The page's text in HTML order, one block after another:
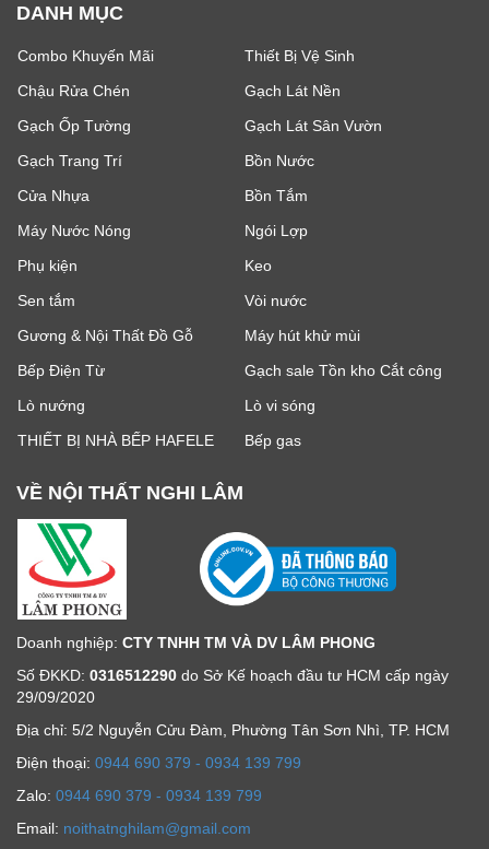
DANH MỤC
Combo Khuyến Mãi
Thiết Bị Vệ Sinh
Chậu Rửa Chén
Gạch Lát Nền
Gạch Ốp Tường
Gạch Lát Sân Vườn
Gạch Trang Trí
Bồn Nước
Cửa Nhựa
Bồn Tắm
Máy Nước Nóng
Ngói Lợp
Phụ kiện
Keo
Sen tắm
Vòi nước
Gương & Nội Thất Đồ Gỗ
Máy hút khử mùi
Bếp Điện Từ
Gạch sale Tồn kho Cắt công
Lò nướng
Lò vi sóng
THIẾT BỊ NHÀ BẾP HAFELE
Bếp gas
VỀ NỘI THẤT NGHI LÂM
Doanh nghiệp: CTY TNHH TM VÀ DV LÂM PHONG
Số ĐKKD: 0316512290 do Sở Kế hoạch đầu tư HCM cấp ngày
29/09/2020
Địa chỉ: 5/2 Nguyễn Cửu Đàm, Phường Tân Sơn Nhì, TP. HCM
Ðiện thoại: 0944 690 379 - 0934 139 799
Zalo: 0944 690 379 - 0934 139 799
Email: noithatnghilam@gmail.com